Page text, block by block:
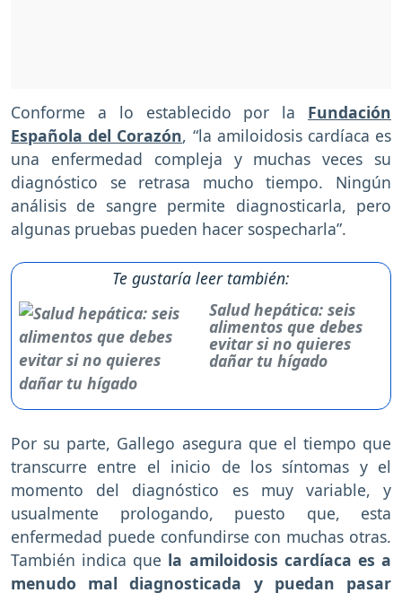
Conforme a lo establecido por la Fundación
Española del Corazón, “la amiloidosis cardíaca es
una enfermedad compleja y muchas veces su
diagnóstico se retrasa mucho tiempo. Ningún
análisis de sangre permite diagnosticarla, pero
algunas pruebas pueden hacer sospecharla”.
Te gustaría leer también:
Salud hepática: seis
alimentos que debes
evitar si no quieres
dañar tu hígado
Por su parte, Gallego asegura que el tiempo que
transcurre entre el inicio de los síntomas y el
momento del diagnóstico es muy variable, y
usualmente prologando, puesto que, esta
enfermedad puede confundirse con muchas otras.
También indica que la amiloidosis cardíaca es a
menudo mal diagnosticada y puedan pasar